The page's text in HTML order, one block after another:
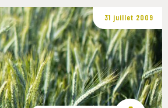
31 juillet 2009